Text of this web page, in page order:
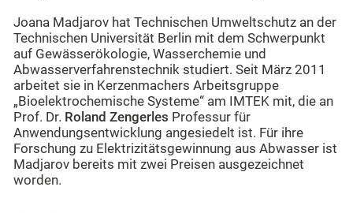
Joana Madjarov hat Technischen Umweltschutz an der
Technischen Universität Berlin mit dem Schwerpunkt
auf Gewässerökologie, Wasserchemie und
Abwasserverfahrenstechnik studiert. Seit März 2011
arbeitet sie in Kerzenmachers Arbeitsgruppe
„Bioelektrochemische Systeme“ am IMTEK mit, die an
Prof. Dr. Roland Zengerles Professur für
Anwendungsentwicklung angesiedelt ist. Für ihre
Forschung zu Elektrizitätsgewinnung aus Abwasser ist
Madjarov bereits mit zwei Preisen ausgezeichnet
worden.